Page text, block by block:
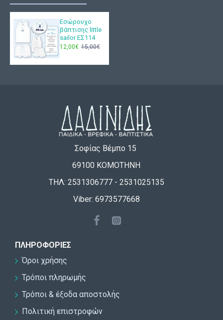
Εσώρουχο
βάπτισης little
sailor ΕΣ114
12,00€ 15,00€
Σοφίας Βέμπο 15
69100 ΚΟΜΟΤΗΝΗ
ΤΗΛ: 2531306777 - 2531025135
Viber: 6973577668
ΠΛΗΡΟΦΟΡΊΕΣ
Όροι χρήσης
Τρόποι πληρωμής
Τρόποι & έξοδα αποστολής
Πολιτική επιστροφών